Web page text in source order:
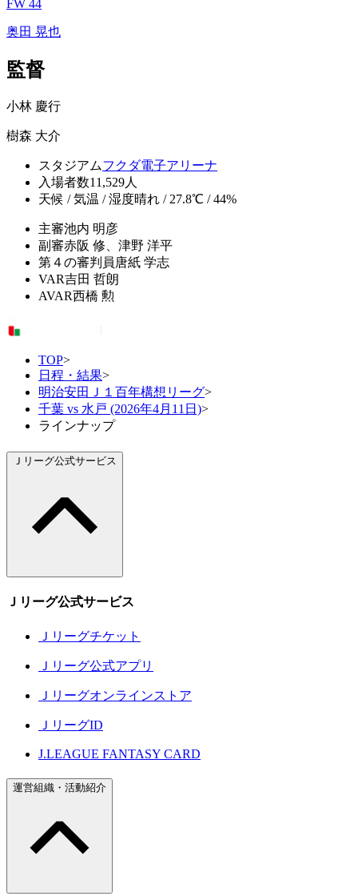
FW 44
奥田 晃也
監督
小林 慶行
樹森 大介
スタジアムフクダ電子アリーナ
入場者数11,529人
天候 / 気温 / 湿度晴れ / 27.8℃ / 44%
主審池内 明彦
副審赤阪 修、津野 洋平
第４の審判員 唐紙 学志
VAR吉田 哲朗
AVAR西橋 勲
TOP>
日程・結果>
明治安田Ｊ１百年構想リーグ>
千葉 vs 水戸 (2026年4月11日)>
ラインナップ
Ｊリーグ公式サービス
Ｊリーグ公式サービス
Ｊリーグチケット
Ｊリーグ公式アプリ
Ｊリーグオンラインストア
ＪリーグID
J.LEAGUE FANTASY CARD
運営組織・活動紹介